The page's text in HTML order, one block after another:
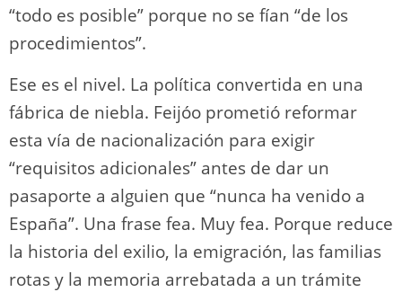
“todo es posible” porque no se fían “de los
procedimientos”.
Ese es el nivel. La política convertida en una
fábrica de niebla. Feijóo prometió reformar
esta vía de nacionalización para exigir
“requisitos adicionales” antes de dar un
pasaporte a alguien que “nunca ha venido a
España”. Una frase fea. Muy fea. Porque reduce
la historia del exilio, la emigración, las familias
rotas y la memoria arrebatada a un trámite